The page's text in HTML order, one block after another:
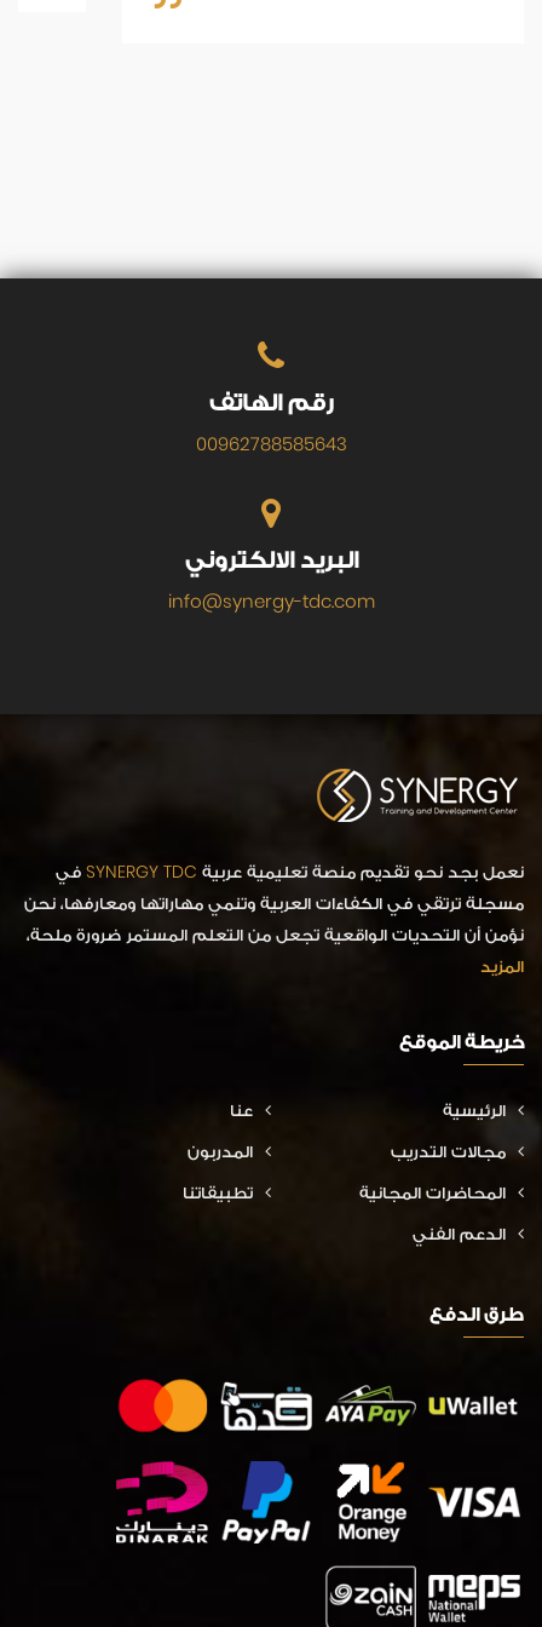
رقم الهاتف
00962788585643
البريد الالكتروني
info@synergy-tdc.com
SYNERGY TDC
مسجلة ترتقي في الكفاءات العربية وتنمي مهاراتها ومعارفها، نحن
نؤمن أن التحديات الواقعية تجعل من التعلم المستمر ضرورة ملحة،
المزيد
خريطة الموقع
الرئيسية
عنا
مجالات التدريب
المدربون
المحاضرات المجانية
تطبيقاتنا
الدعم الفني
طرق الدفع